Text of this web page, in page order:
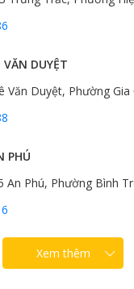
VĂN DUYỆT
Văn Duyệt, Phường
PHÚ
An Phú, Phường Bình
Xem thêm